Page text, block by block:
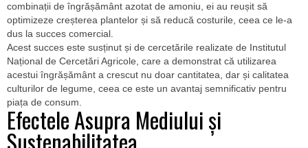
combinații de îngrășământ azotat de amoniu, ei au reușit să
optimizeze creșterea plantelor și să reducă costurile, ceea ce le-a
dus la succes comercial.
Acest succes este susținut și de cercetările realizate de Institutul
Național de Cercetări Agricole, care a demonstrat că utilizarea
acestui îngrășământ a crescut nu doar cantitatea, dar și calitatea
culturilor de legume, ceea ce este un avantaj semnificativ pentru
piața de consum.
Efectele Asupra Mediului și
Sustenabilitatea